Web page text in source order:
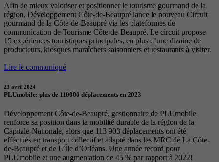
Afin de mieux valoriser et positionner le tourisme gourmand de la
région, Développement Côte-de-Beaupré lance le nouveau Circuit
gourmand de la Côte-de-Beaupré via les plateformes de
communication de Tourisme Côte-de-Beaupré. Le circuit propose
15 expériences touristiques principales, en plus d’une dizaine de
producteurs, kiosques maraîchers saisonniers et restaurants à visiter.
Lire le communiqué
23 avril 2024
PLUmobile: plus de 110000 déplacements en 2023
Développement Côte-de-Beaupré, gestionnaire de PLUmobile,
renforce sa position dans la mobilité durable de la région de la
Capitale-Nationale, alors que 113 903 déplacements ont été
effectués en transport collectif et adapté dans les MRC de La Côte-
de-Beaupré et de L’Île d’Orléans. Une année record pour
PLUmobile et une augmentation de 45 % par rapport à 2022!